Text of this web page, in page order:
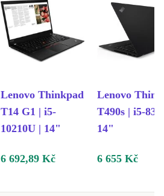
Lenovo Thinkpad
T14 G1 | i5-
10210U | 14"
Lenovo
T490s | i5-
14"
6 692,89 Kč 6 655 Kč